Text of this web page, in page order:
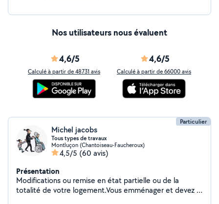
Nos utilisateurs nous évaluent
4,6/5
Calculé à partir de 48731 avis
4,6/5
Calculé à partir de 66000 avis
Particulier
Michel jacobs
Tous types de travaux
Montluçon (Chantoiseau-Faucheroux)
4,5/5 (60 avis)
Présentation
Modifications ou remise en état partielle ou de la
totalité de votre logement.Vous emménager et devez :